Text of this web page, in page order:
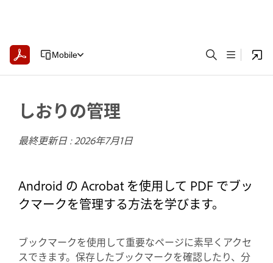
Mobile
しおりの管理
最終更新日 :2026年7月1日
Android の Acrobat を使用して PDF でブッ
クマークを管理する方法を学びます。
ブックマークを使用して重要なページに素早くアクセ
スできます。保存したブックマークを確認したり、分